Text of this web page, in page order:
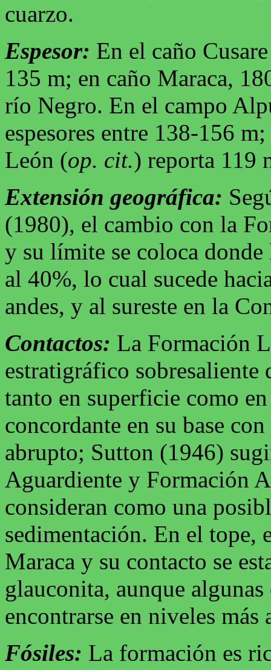
cuarzo.
Espesor: En el caño
135 m; en caño Maraca,
río Negro. En el campo
espesores entre 138-156
León (op. cit.) reporta 119
Extensión geográfica:
(1980), el cambio con la
y su límite se coloca
al 40%, lo cual sucede
andes, y al sureste en la
Contactos: La Formación
estratigráfico sobresaliente
tanto en superficie como
concordante en su base
abrupto; Sutton (1946)
Aguardiente y Formación
consideran como una
sedimentación. En el tope,
Maraca y su contacto se
glauconita, aunque algunas
encontrarse en niveles
Fósiles: La formación es